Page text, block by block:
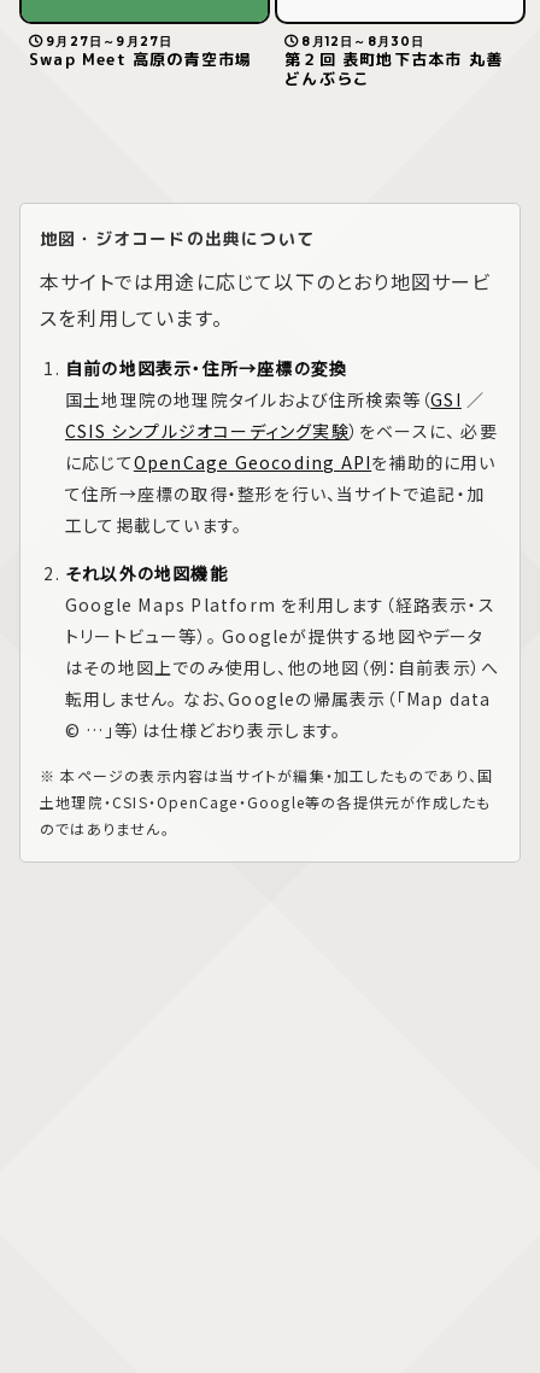
9月27日～9月27日
Swap Meet 高原の青空市場
8月12日～8月30日
第２回 表町地下古本市 丸善
どんぶらこ
地図・ジオコードの出典について
本サイトでは用途に応じて以下のとおり地図サービ
スを利用しています。
自前の地図表示・住所→座標の変換
国土地理院の地理院タイルおよび住所検索等（GSI ／
CSIS シンプルジオコーディング実験）をベースに、 必要
に応じてOpenCage Geocoding APIを補助的に用い
て住所→座標の取得・整形を行い、当サイトで追記・加
工して掲載しています。
それ以外の地図機能
Google Maps Platform を利用します（経路表示・ス
トリートビュー等）。 Googleが提供する地図やデータ
はその地図上でのみ使用し、他の地図（例：自前表示）へ
転用しません。 なお、Googleの帰属表示（「Map data
© …」等）は仕様どおり表示します。
※ 本ページの表示内容は当サイトが編集・加工したものであり、国
土地理院・CSIS・OpenCage・Google等の各提供元が作成したも
のではありません。